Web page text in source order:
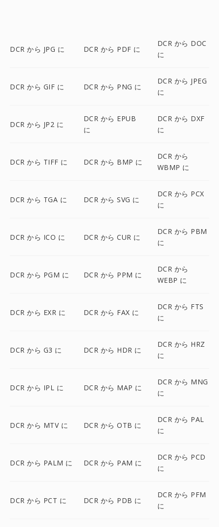
DCR から JPG に DCR から PDF に
DCR から DOC
に
DCR から GIF に DCR から PNG に
DCR から JPEG
に
DCR から JP2 に
DCR から EPUB
に
DCR から DXF
に
DCR から TIFF に DCR から BMP に
DCR から
WBMP に
DCR から TGA に DCR から SVG に
DCR から PCX
に
DCR から ICO に DCR から CUR に
DCR から PBM
に
DCR から PGM に DCR から PPM に
DCR から
WEBP に
DCR から EXR に DCR から FAX に
DCR から FTS
に
DCR から G3 に DCR から HDR に
DCR から HRZ
に
DCR から IPL に DCR から MAP に
DCR から MNG
に
DCR から MTV に DCR から OTB に
DCR から PAL
に
DCR から PALM に DCR から PAM に
DCR から PCD
に
DCR から PCT に DCR から PDB に
DCR から PFM
に